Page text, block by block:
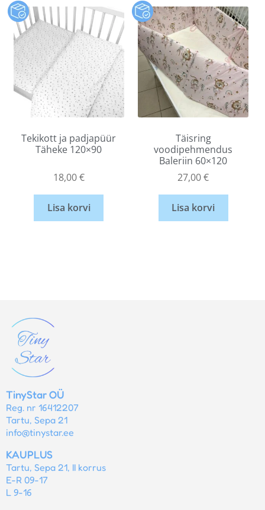
Tekikott ja padjapüür
Täheke 120×90
18,00€
Lisa korvi
Täisring
voodipehmendus
Baleriin 60×120
27,00€
Lisa korvi
TinyStar OÜ
Reg. nr 16412207
Tartu, Sepa 21
info@tinystar.ee
KAUPLUS
Tartu, Sepa 21, II korrus
E-R 09-17
L 9-16